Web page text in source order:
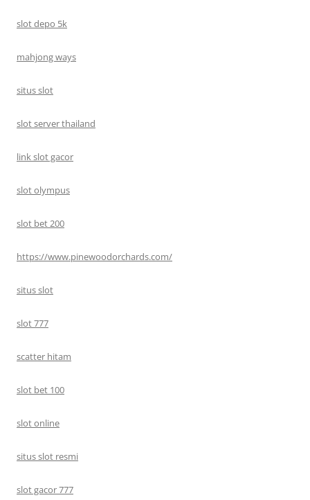
slot depo 5k
mahjong ways
situs slot
slot server thailand
link slot gacor
slot olympus
slot bet 200
https://www.pinewoodorchards.com/
situs slot
slot 777
scatter hitam
slot bet 100
slot online
situs slot resmi
slot gacor 777